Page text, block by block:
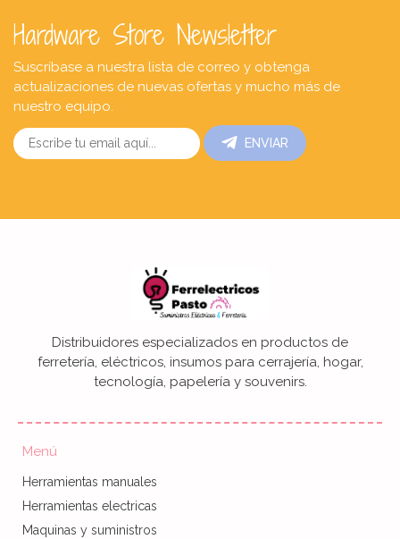
Hardware Store Newsletter
Suscríbase a nuestra lista de correo y obtenga
actualizaciones de nuevas ofertas y mucho más de
nuestro equipo.
ENVIAR
Distribuidores especializados en productos de
ferretería, eléctricos, insumos para cerrajería, hogar,
tecnología, papelería y souvenirs.
Menú
Herramientas manuales
Herramientas electricas
Maquinas y suministros